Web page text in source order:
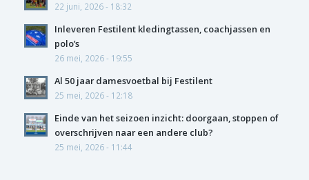
22 juni, 2026 - 18:32
Inleveren Festilent kledingtassen, coachjassen en
polo’s
26 mei, 2026 - 19:55
Al 50 jaar damesvoetbal bij Festilent
25 mei, 2026 - 12:18
Einde van het seizoen inzicht: doorgaan, stoppen of
overschrijven naar een andere club?
25 mei, 2026 - 11:44